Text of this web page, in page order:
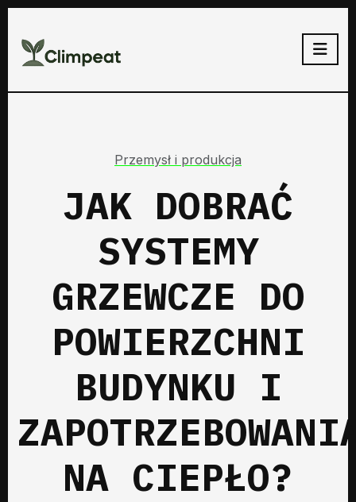
Przemysł i produkcja
JAK DOBRAĆ
SYSTEMY
GRZEWCZE DO
POWIERZCHNI
BUDYNKU I
NA CIEPŁO?